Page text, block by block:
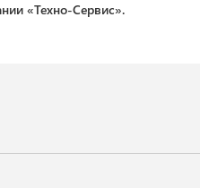
«Техно-Сервис».